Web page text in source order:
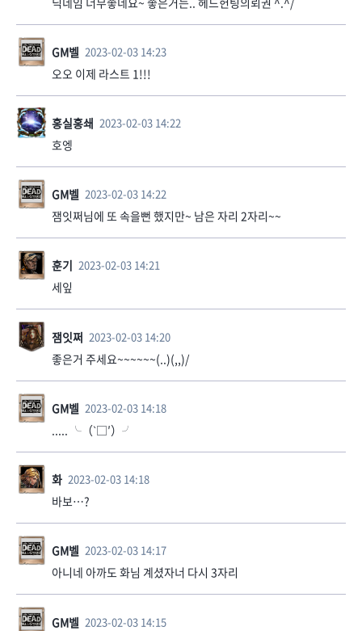
GM벨 2023-02-03 14:23
오오 이제 라스트 1!!!
홍실홍쇄 2023-02-03 14:22
호엥
GM벨 2023-02-03 14:22
잼잇쩌님에 또 속을뻔 했지만~ 남은 자리 2자리~~
훈기 2023-02-03 14:21
세잎
잼잇쩌 2023-02-03 14:20
좋은거 주세요~~~~~~(..)(,,)/
GM벨 2023-02-03 14:18
..... ╰（‵□′）╯
화 2023-02-03 14:18
바보…?
GM벨 2023-02-03 14:17
아니네 아까도 화님 계셨자너 다시 3자리
GM벨 2023-02-03 14:15